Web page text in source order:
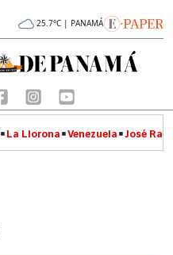
25.7°C | PANAMÁ
La Llorona Venezuela José